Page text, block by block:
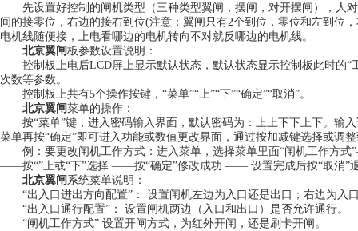
先设置好控制的闸机类型（三种类型翼闸，摆闸，对开摆闸），人
间的接零位，右边的接右到位(注意：翼闸只有2个到位，零位和左到位
电机线随便接，上电看哪边的电机转向不对就反哪边的电机线。
北京翼闸板参数设置说明：
控制板上电后LCD屏上显示默认状态，默认状态显示控制板此时的“
次数等参数。
控制板上共有5个操作按键，“菜单”“上”“下”“确定”“取消”。
北京翼闸菜单的操作：
按“菜单”键，进入密码输入界面，默认密码为：上上下下上下。输入
菜单再按“确定”即可进入功能或数值更改界面，通过按加减键选择或调
例：要更改闸机工作方式：进入菜单，选择菜单里面“闸机工作方
——按“”上或“下”选择 ——按“确定”修改成功 —— 设置完成后按“取消”
北京翼闸 系统菜单说明：
“出入口进出方向配置”： 设置闸机左边为入口还是出口；右边为入
“出入口通行配置”： 设置闸机两边（入口和出口）是否允许通行。
“闸机工作方式” 设置开闸方式，为红外开闸，还是刷卡开闸。